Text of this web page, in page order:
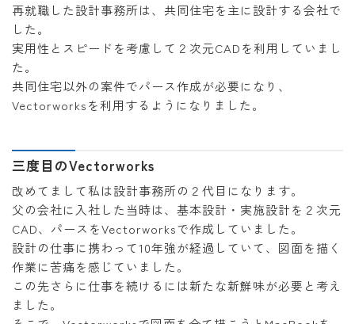
再就職した設計事務所は、共同住宅を主に設計する会社で
した。
実用性とスピードを考慮して２次元CADを利用していまし
た。
共同住宅以外の案件でパース作成が必要になり、
Vectorworksを利用するようになりました。
三度目のVectorworks
改めてまして私は設計事務所の２代目になります。
父の会社に入社した当時は、基本設計・実施設計を２次元
CAD、パースをVectorworksで作成していました。
設計の仕事に携わって10年強が経過していて、図面を描く
作業に苦痛を感じていました。
この先さらに仕事を続けるには新たな新鮮味が必要と考え
ました。